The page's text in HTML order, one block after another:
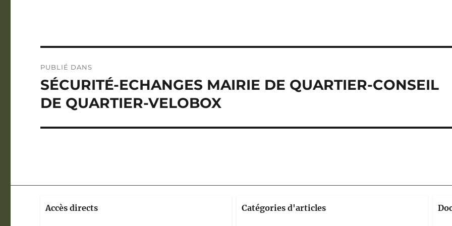
de
l’article
PUBLIÉ DANS
SÉCURITÉ-ECHANGES MAIRIE DE QUARTIER-CONSEIL
DE QUARTIER-VELOBOX
Accès directs Catégories d'articles